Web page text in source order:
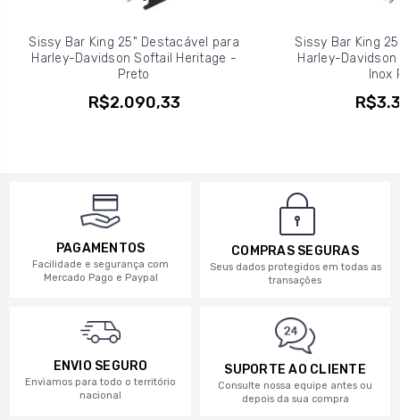
Sissy Bar King 25" Destacável para
Harley-Davidson Softail Heritage -
Preto
R$2.090,33
Sissy Bar King
Harley-
Inox
PAGAMENTOS
Facilidade e segurança com
Mercado Pago e Paypal
COMPRAS SEGURAS
Seus dados protegidos em todas as
transações
ENVIO SEGURO
Enviamos para todo o território
nacional
SUPORTE AO CLIENTE
Consulte nossa equipe antes ou
depois da sua compra